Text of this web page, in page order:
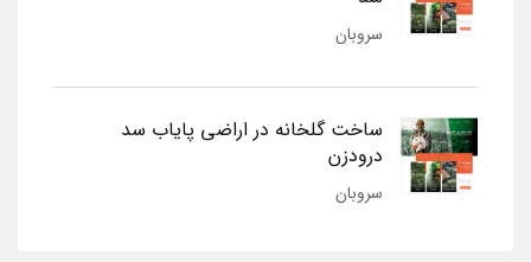
سروبان
ساخت گلخانه در اراضی پایاب سد
درودزن
سروبان